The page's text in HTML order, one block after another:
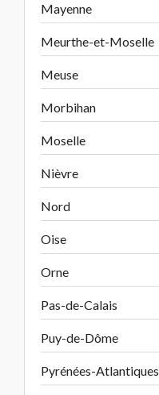
Mayenne
Meurthe-et-Moselle
Meuse
Morbihan
Moselle
Nièvre
Nord
Oise
Orne
Pas-de-Calais
Puy-de-Dôme
Pyrénées-Atlantiques